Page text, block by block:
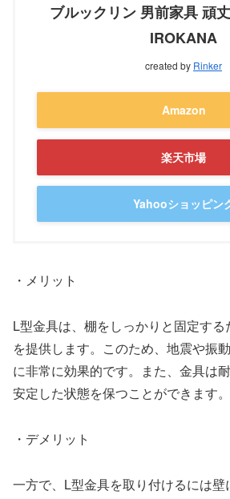
ブルックリン 男前家具 頑
IROKANA
created by Rinker
Amazon
楽天市場
Yahooショッピン
・メリット
L型金具は、棚をしっかりと固定す
を提供します。このため、地震や振
に非常に効果的です。また、金具は
安定した状態を保つことができます。
・デメリット
一方で、L型金具を取り付けるには